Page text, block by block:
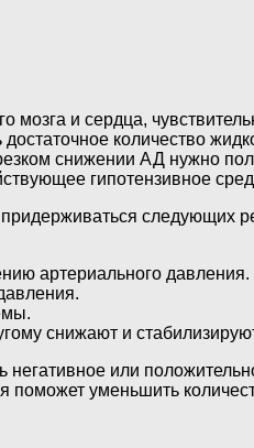
и сердца,
количество
снижении АД нужно
гипотензивное
следующих
артериального давления.
снижают и
или
уменьшить